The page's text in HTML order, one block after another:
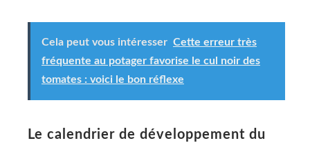
Cela peut vous intéresser Cette erreur très
fréquente au potager favorise le cul noir des
tomates : voici le bon réflexe
Le calendrier de développement du